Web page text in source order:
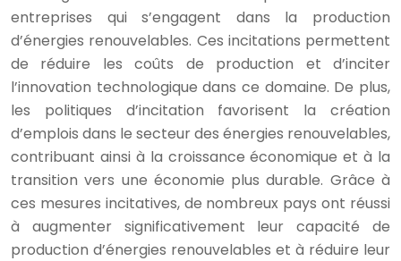
entreprises qui s’engagent dans la production
d’énergies renouvelables. Ces incitations permettent
de réduire les coûts de production et d’inciter
l’innovation technologique dans ce domaine. De plus,
les politiques d’incitation favorisent la création
d’emplois dans le secteur des énergies renouvelables,
contribuant ainsi à la croissance économique et à la
transition vers une économie plus durable. Grâce à
ces mesures incitatives, de nombreux pays ont réussi
à augmenter significativement leur capacité de
production d’énergies renouvelables et à réduire leur